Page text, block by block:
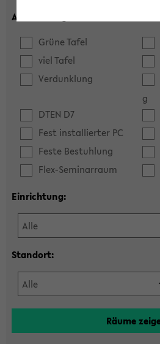
Ausstattung:
Grüne Tafel
viel Tafel
Verdunklung
g
DTEN D7
Fest installierter PC
Feste Bestuhlung
Flex-Seminarraum
Einrichtung:
Standort: